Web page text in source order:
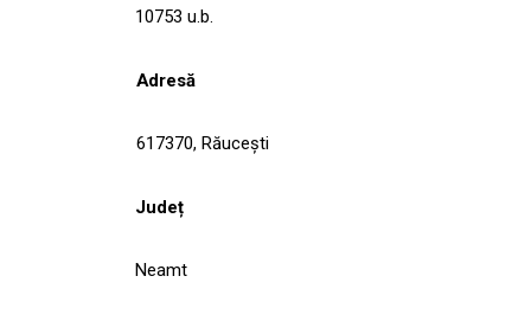
10753 u.b.
Adresă
617370, Răuceşti
Județ
Neamt